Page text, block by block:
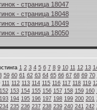
- страница 18047
- страница 18048
- страница 18049
- страница 18050
1 2 3 4 5 6 7 8 9 10 11 12 13
59 60 61 62 63 64 65 66 67 68 69 70
111 112 113 114 115 116 117 118 119
152 153 154 155 156 157 158 159 160
193 194 195 196 197 198 199 200 201
234 235 236 237 238 239 240 241 242